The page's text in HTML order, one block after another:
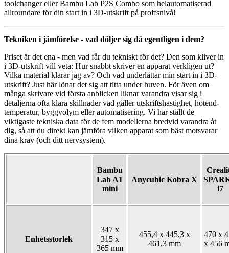
toolchanger eller Bambu Lab P2S Combo som helautomatiserad
allroundare för din start in i 3D-utskrift på proffsnivå!
Tekniken i jämförelse - vad döljer sig då egentligen i dem?
Priset är det ena - men vad får du tekniskt för det? Den som kliver in
i 3D-utskrift vill veta: Hur snabbt skriver en apparat verkligen ut?
Vilka material klarar jag av? Och vad underlättar min start in i 3D-
utskrift? Just här lönar det sig att titta under huven. För även om
många skrivare vid första anblicken liknar varandra visar sig i
detaljerna ofta klara skillnader vad gäller utskriftshastighet, hotend-
temperatur, byggvolym eller automatisering. Vi har ställt de
viktigaste tekniska data för de fem modellerna bredvid varandra åt
dig, så att du direkt kan jämföra vilken apparat som bäst motsvarar
dina krav (och ditt nervsystem).
Bambu
Lab A1
mini
Anycubic Kobra X
i7
Enhetsstorlek
347 x
315 x
365 mm
455,4 x 445,3 x
461,3 mm
470 x
x 456